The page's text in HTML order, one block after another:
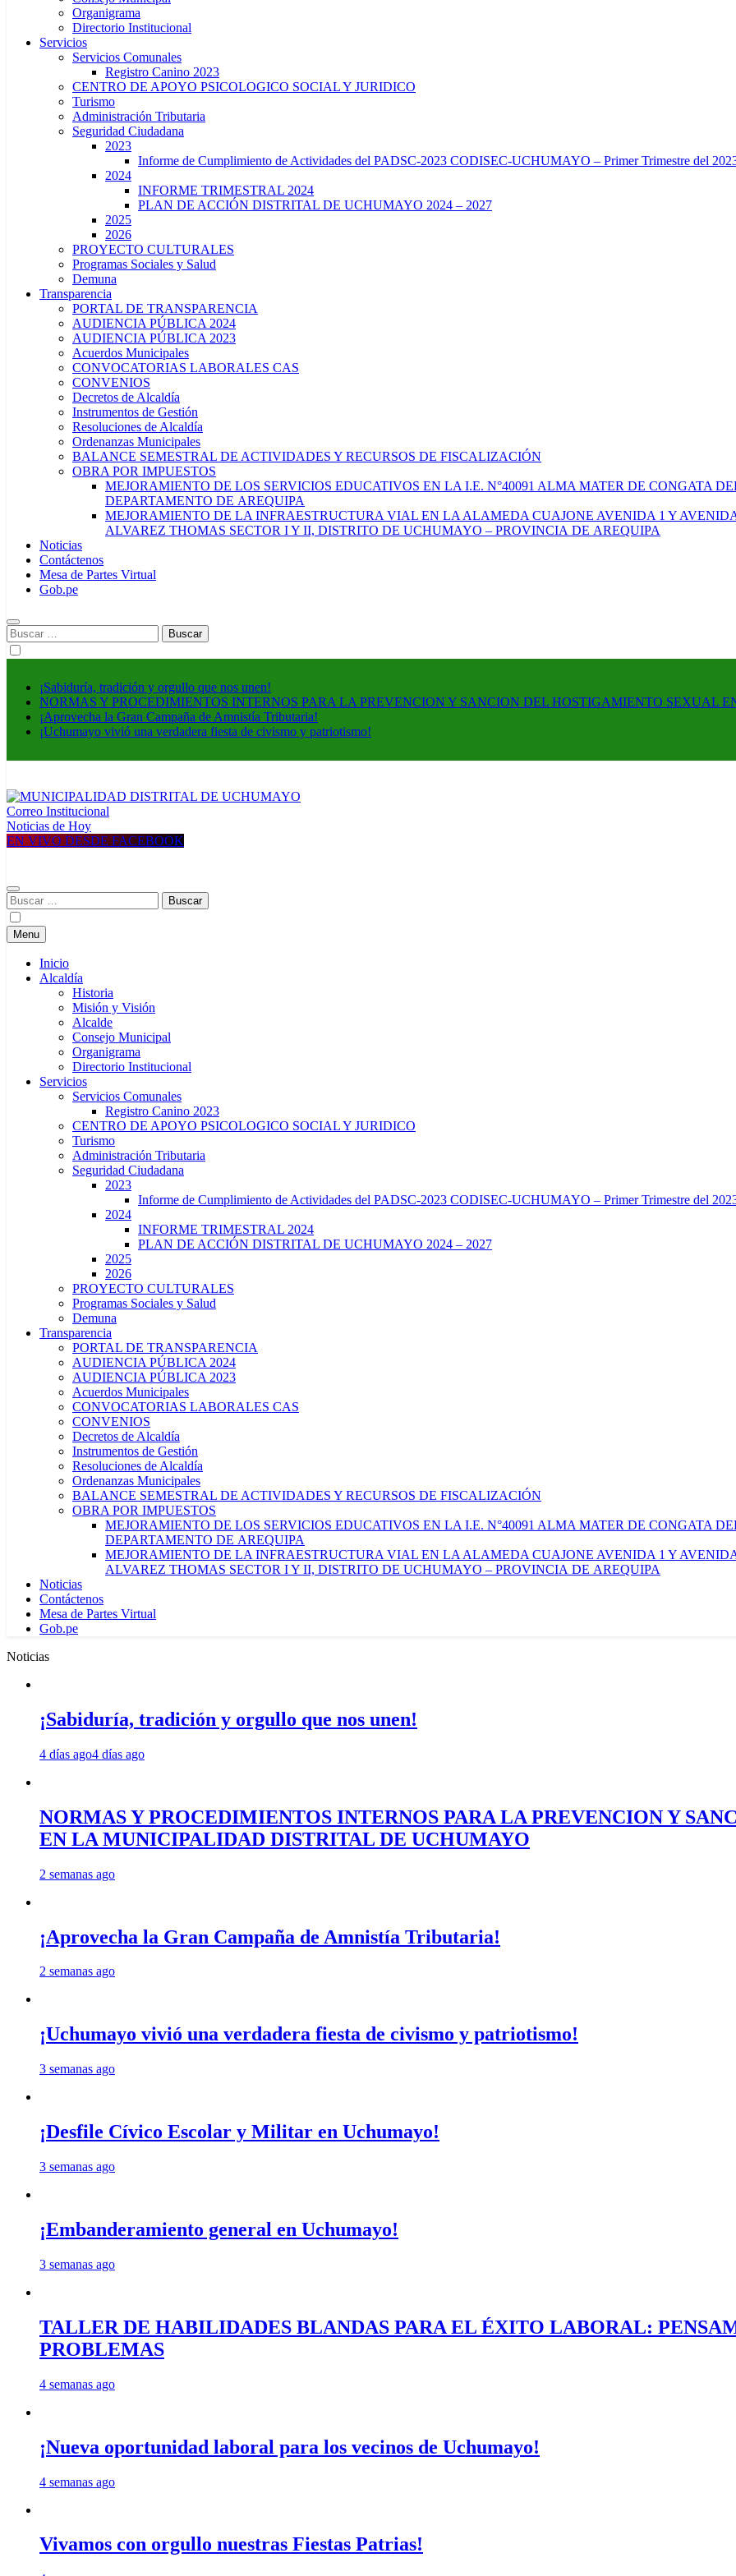
Organigrama
Directorio Institucional
Servicios
Servicios Comunales
Registro Canino 2023
CENTRO DE APOYO PSICOLOGICO SOCIAL Y JURIDICO
Turismo
Administración Tributaria
Seguridad Ciudadana
2023
Informe de Cumplimiento de Actividades del PADSC-2023 CODISEC-UCHUMAYO – Primer Trimestre del
2024
INFORME TRIMESTRAL 2024
PLAN DE ACCIÓN DISTRITAL DE UCHUMAYO 2024 – 2027
2025
2026
PROYECTO CULTURALES
Programas Sociales y Salud
Demuna
Transparencia
PORTAL DE TRANSPARENCIA
AUDIENCIA PÚBLICA 2024
AUDIENCIA PÚBLICA 2023
Acuerdos Municipales
CONVOCATORIAS LABORALES CAS
CONVENIOS
Decretos de Alcaldía
Instrumentos de Gestión
Resoluciones de Alcaldía
Ordenanzas Municipales
BALANCE SEMESTRAL DE ACTIVIDADES Y RECURSOS DE FISCALIZACIÓN
OBRA POR IMPUESTOS
MEJORAMIENTO DE LOS SERVICIOS EDUCATIVOS EN LA I.E. N°40091 ALMA MATER DE CONGATA
DEPARTAMENTO DE AREQUIPA
MEJORAMIENTO DE LA INFRAESTRUCTURA VIAL EN LA ALAMEDA CUAJONE AVENIDA 1 Y
ALVAREZ THOMAS SECTOR I Y II, DISTRITO DE UCHUMAYO – PROVINCIA DE AREQUIPA
Noticias
Contáctenos
Mesa de Partes Virtual
Gob.pe
Buscar:
¡Sabiduría, tradición y orgullo que nos unen!
NORMAS Y PROCEDIMIENTOS INTERNOS PARA LA PREVENCION Y SANCION DEL HOSTIGAMIENTO SEXUAL
¡Aprovecha la Gran Campaña de Amnistía Tributaria!
¡Uchumayo vivió una verdadera fiesta de civismo y patriotismo!
MUNICIPALIDAD DISTRITAL DE UCHUMAYO
Construyendo una nueva Historia
Correo Institucional
Noticias de Hoy
EN VIVO DESDE FACEBOOK
Buscar:
Menu
Inicio
Alcaldía
Historia
Misión y Visión
Alcalde
Consejo Municipal
Organigrama
Directorio Institucional
Servicios
Servicios Comunales
Registro Canino 2023
CENTRO DE APOYO PSICOLOGICO SOCIAL Y JURIDICO
Turismo
Administración Tributaria
Seguridad Ciudadana
2023
Informe de Cumplimiento de Actividades del PADSC-2023 CODISEC-UCHUMAYO – Primer Trimestre del
2024
INFORME TRIMESTRAL 2024
PLAN DE ACCIÓN DISTRITAL DE UCHUMAYO 2024 – 2027
2025
2026
PROYECTO CULTURALES
Programas Sociales y Salud
Demuna
Transparencia
PORTAL DE TRANSPARENCIA
AUDIENCIA PÚBLICA 2024
AUDIENCIA PÚBLICA 2023
Acuerdos Municipales
CONVOCATORIAS LABORALES CAS
CONVENIOS
Decretos de Alcaldía
Instrumentos de Gestión
Resoluciones de Alcaldía
Ordenanzas Municipales
BALANCE SEMESTRAL DE ACTIVIDADES Y RECURSOS DE FISCALIZACIÓN
OBRA POR IMPUESTOS
MEJORAMIENTO DE LOS SERVICIOS EDUCATIVOS EN LA I.E. N°40091 ALMA MATER DE CONGATA
DEPARTAMENTO DE AREQUIPA
MEJORAMIENTO DE LA INFRAESTRUCTURA VIAL EN LA ALAMEDA CUAJONE AVENIDA 1 Y
ALVAREZ THOMAS SECTOR I Y II, DISTRITO DE UCHUMAYO – PROVINCIA DE AREQUIPA
Noticias
Contáctenos
Mesa de Partes Virtual
Gob.pe
Noticias
¡Sabiduría, tradición y orgullo que nos unen!
4 días ago4 días ago
NORMAS Y PROCEDIMIENTOS INTERNOS PARA LA PREVENCION Y
EN LA MUNICIPALIDAD DISTRITAL DE UCHUMAYO
2 semanas ago
¡Aprovecha la Gran Campaña de Amnistía Tributaria!
2 semanas ago
¡Uchumayo vivió una verdadera fiesta de civismo y patriotismo!
3 semanas ago
¡Desfile Cívico Escolar y Militar en Uchumayo!
3 semanas ago
¡Embanderamiento general en Uchumayo!
3 semanas ago
TALLER DE HABILIDADES BLANDAS PARA EL ÉXITO LABORAL:
PROBLEMAS
4 semanas ago
¡Nueva oportunidad laboral para los vecinos de Uchumayo!
4 semanas ago
Vivamos con orgullo nuestras Fiestas Patrias!